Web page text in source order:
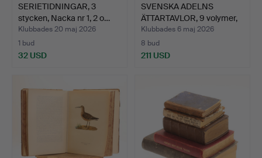
SERIETIDNINGAR, 3
stycken, Nacka nr 1, 2 o…
Klubbades 20 maj 2026
1 bud
32 USD
SVENSKA ADELNS
ÄTTARTAVLOR, 9 volymer,
Gus…
Klubbades 6 maj 2026
8 bud
211 USD